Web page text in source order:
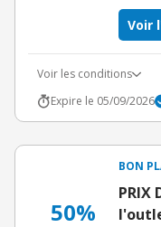
Voir
Voir les conditions
Expire le 05/09/2026
50%
BON
PRIX